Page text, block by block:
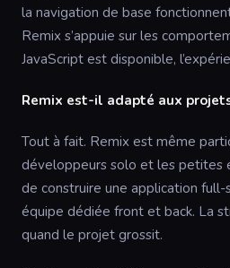
la navigation de base
Remix s’appuie sur les
JavaScript est disponible,
Remix est-il adapté aux
Tout à fait. Remix est même
développeurs solo et les petites
de construire une application full-
équipe dédiée front et back. La
quand le projet grossit.